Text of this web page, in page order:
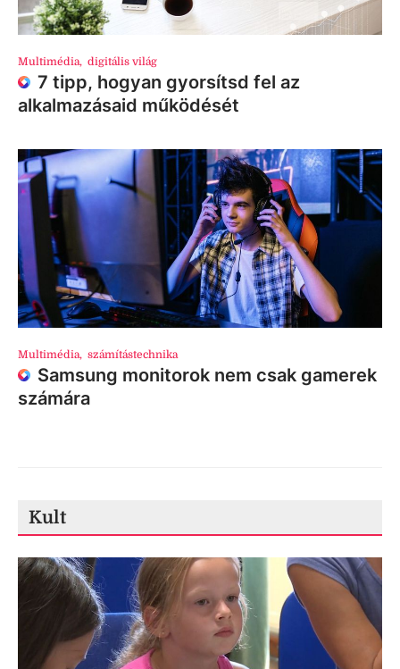
Multimédia, digitális világ
7 tipp, hogyan gyorsítsd fel az
alkalmazásaid működését
Multimédia, számítástechnika
Samsung monitorok nem csak gamerek
számára
Kult